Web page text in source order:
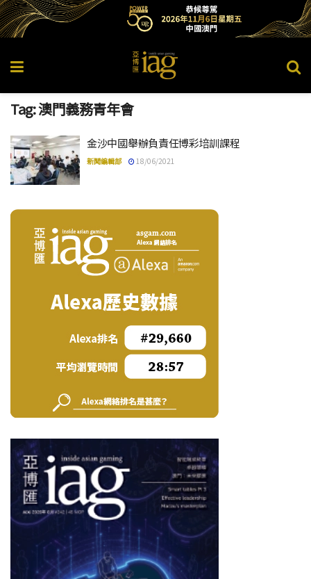
Tag:澳門義務青年會
金沙中國舉辦負責任博彩培訓課程
新聞編輯部 18/06/2021